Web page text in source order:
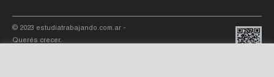
© 2023 estudiatrabajando.com.ar -
Querés crecer.